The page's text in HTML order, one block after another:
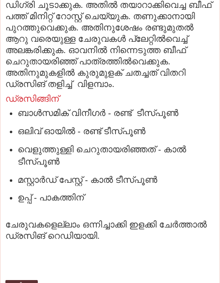
ഡിഗ്രി ചൂടാക്കുക. അതില്‍ തയാറാക്കിവെച്ച ബീഫ്
പത്ത് മിനിറ്റ് റോസ്റ്റ് ചെയ്യുക. തണുക്കാനായി
പുറത്തുവെക്കുക. അതിനുശേഷം രണ്ടുമുതല്‍
ആറു വരെയുള്ള ചേരുവകള്‍ പ്ലേറ്റില്‍വെച്ച്
അലങ്കരിക്കുക. ഓവനില്‍ നിന്നെടുത്ത ബീഫ്
ചെറുതായരിഞ്ഞ് പാത്രത്തില്‍വെക്കുക.
അതിനുമുകളില്‍ കുരുമുളക് ചതച്ചത് വിതറി
ഡ്രസിങ് തളിച്ച് വിളമ്പാം.
ഡ്രസിങ്ങിന്
ബാള്‍സമിക് വിനീഗര്‍ - രണ്ട് ടീസ്പൂണ്‍
ഒലിവ് ഓയില്‍ - രണ്ട് ടീസ്പൂണ്‍
വെളുത്തുള്ളി ചെറുതായരിഞ്ഞത് - കാല്‍
ടീസ്പൂണ്‍
മസ്റ്റാര്‍ഡ് പേസ്റ്റ് - കാല്‍ ടീസ്പൂണ്‍
ഉപ്പ് - പാകത്തിന്
ചേരുവകളെല്ലാം ഒന്നിച്ചാക്കി ഇളക്കി ചേര്‍ത്താല്‍
ഡ്രസിങ് റെഡിയായി.